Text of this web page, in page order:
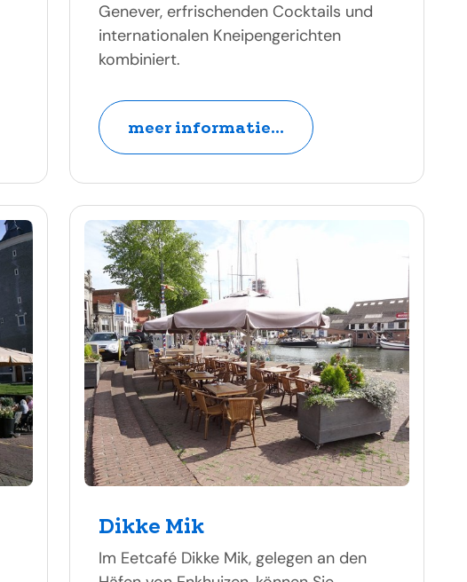
Genever, erfrischenden Cocktails und
internationalen Kneipengerichten
kombiniert.
meer informatie...
Dikke Mik
Im Eetcafé Dikke Mik, gelegen an den